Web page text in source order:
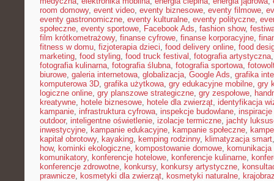
room domowy, event video, eventy biznesowe, eventy filmowe,
eventy gastronomiczne, eventy kulturalne, eventy polityczne,
społeczne, eventy sportowe, Facebook Ads, fashion show,
film krótkometrażowy, finanse cyfrowe, finanse korporacyjne,
fitness w domu, fizjoterapia dzieci, food delivery online, food
marketing, food styling, food truck festival , fotografia artystyczna
fotografia kulinarna, fotografia ślubna, fotografia sportowa,
biurowe, galeria internetowa, globalizacja, Google Ads, grafika
komputerowa 3D, grafika użytkowa, gry edukacyjne mobilne, gry
logiczne online, gry planszowe strategiczne, gry zespołowe,
kreatywne, hotele biznesowe, hotele dla zwierząt, identyfikacja
kampanie, infrastruktura cyfrowa, inspekcje budowlane,
outdoor, inteligentne oświetlenie, izolacje termiczne, jachty
inwestycyjne, kampanie edukacyjne, kampanie społeczne,
kapitał obrotowy, kayaking, kemping rodzinny, klimatyzacja smart
how, kominki ekologiczne, kompostowanie domowe, komunikacja
komunikatory, konferencje hotelowe, konferencje kulinarne,
konferencje zdrowotne, konkursy, konkursy artystyczne,
prawnicze, kosmetyki dla zwierząt, kosmetyki naturalne,